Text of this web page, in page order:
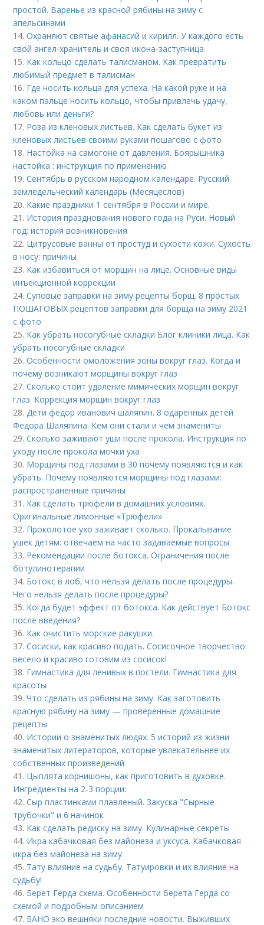
простой. Варенье из красной рябины на зиму с
апельсинами
14.Охраняют святые афанасий и кирилл. У каждого есть
свой ангел-хранитель и своя икона-заступница.
15. Как кольцо сделать талисманом. Как превратить
любимый предмет в талисман
16. Где носить кольца для успеха. На какой руке и на
каком пальце носить кольцо, чтобы привлечь удачу,
любовь или деньги?
17. Роза из кленовых листьев. Как сделать букет из
кленовых листьев своими руками пошагово с фото
18. Настойка на самогоне от давления. Боярышника
настойка : инструкция по применению
19.Сентябрь в русском народном календаре. Русский
земледельческий календарь (Месяцеслов)
20. Какие праздники 1 сентября в России и мире.
21. История празднования нового года на Руси. Новый
год: история возникновения
22. Цитрусовые ванны от простуд и сухости кожи. Сухость
в носу: причины
23. Как избавиться от морщин на лице. Основные виды
инъекционной коррекции
24.Суповые заправки на зиму рецепты борщ. 8 простых
ПОШАГОВЫХ рецептов заправки для борща на зиму 2021
с фото
25. Как убрать носогубные складки Блог клиники лица. Как
убрать носогубные складки
26.Особенности омоложения зоны вокруг глаз. Когда и
почему возникают морщины вокруг глаз
27.Сколько стоит удаление мимических морщин вокруг
глаз. Коррекция морщин вокруг глаз
28.Дети федор иванович шаляпин. 8 одаренных детей
Федора Шаляпина. Кем они стали и чем знамениты
29.Сколько заживают уши после прокола. Инструкция по
уходу после прокола мочки уха
30. Морщины под глазами в 30 почему появляются и как
убрать. Почему появляются морщины под глазами:
распространенные причины
31. Как сделать трюфели в домашних условиях.
Оригинальные лимонные «Трюфели»
32. Проколотое ухо заживает сколько. Прокалывание
ушек детям: отвечаем на часто задаваемые вопросы
33. Рекомендации после ботокса. Ограничения после
ботулинотерапии
34. Ботокс в лоб, что нельзя делать после процедуры.
Чего нельзя делать после процедуры?
35. Когда будет эффект от ботокса. Как действует Ботокс
после введения?
36. Как очистить морские ракушки.
37.Сосиски, как красиво подать. Сосисочное творчество:
весело и красиво готовим из сосисок!
38. Гимнастика для ленивых в постели. Гимнастика для
красоты
39.Что сделать из рябины на зиму. Как заготовить
красную рябину на зиму — проверенные домашние
рецепты
40. Истории о знаменитых людях. 5 историй из жизни
знаменитых литераторов, которые увлекательнее их
собственных произведений
41. Цыплята корнишоны, как приготовить в духовке.
Ингредиенты на 2-3 порции:
42.Сыр пластинками плавленый. Закуска "Сырные
трубочки" и 6 начинок
43. Как сделать редиску на зиму. Кулинарные секреты
44. Икра кабачковая без майонеза и уксуса. Кабачковая
икра без майонеза на зиму
45. Тату влияние на судьбу. Татуировки и их влияние на
судьбу!
46. Берет Герда схема. Особенности берета Герда со
схемой и подробным описанием
47. БАНО эко вешняки последние новости. Выживших